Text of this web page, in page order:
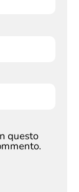
questo